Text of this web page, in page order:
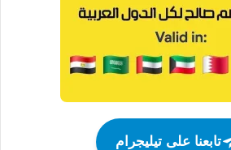
تابعنا على تيليجرام